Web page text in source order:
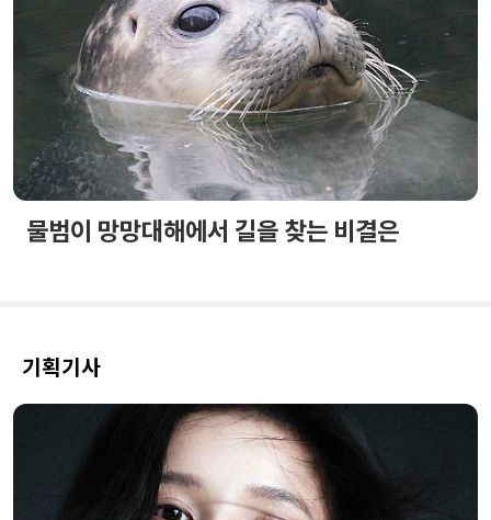
물범이 망망대해에서 길을 찾는 비결은
기획기사